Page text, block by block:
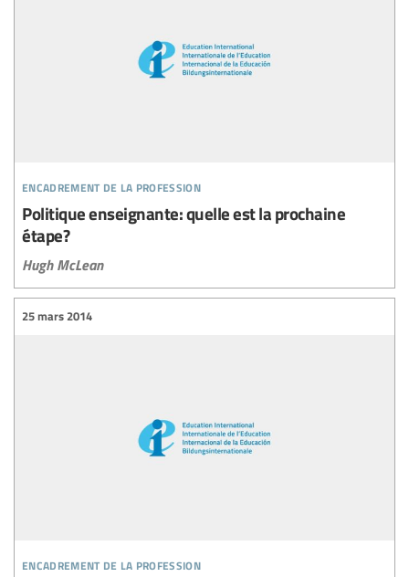
encadrement de la profession
Politique enseignante: quelle est la prochaine
étape?
Hugh McLean
encadrement de la profession
25 mars 2014